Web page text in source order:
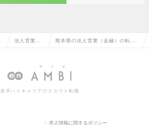
法人営業 熊本県の法人営業（金融）の転
若手ハイキャリアのスカウト転職
求人情報に関するポリシー